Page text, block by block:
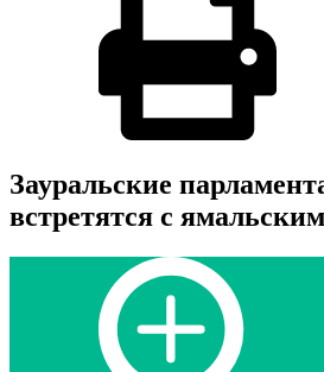
Зауральские
встретятся с